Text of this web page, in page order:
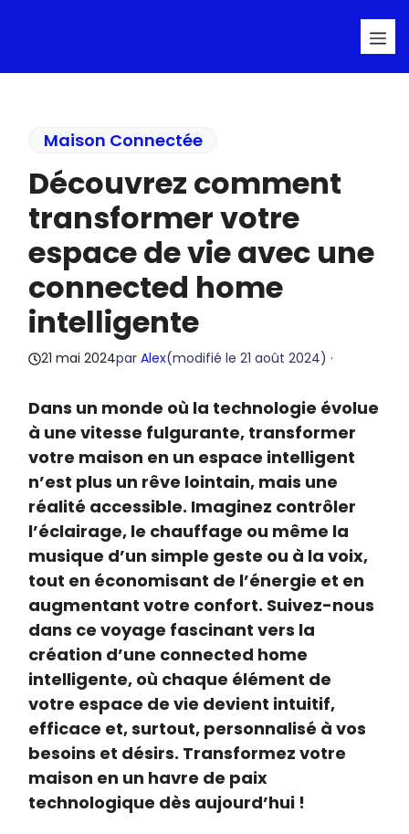
Maison Connectée
Découvrez comment
transformer votre
espace de vie avec une
connected home
intelligente
21 mai 2024parAlex(modifié le21 août 2024) ·
Dans un monde où la technologie évolue
à une vitesse fulgurante, transformer
votre maison en un espace intelligent
n’est plus un rêve lointain, mais une
réalité accessible. Imaginez contrôler
l’éclairage, le chauffage ou même la
musique d’un simple geste ou à la voix,
tout en économisant de l’énergie et en
augmentant votre confort. Suivez-nous
dans ce voyage fascinant vers la
création d’une connected home
intelligente, où chaque élément de
votre espace de vie devient intuitif,
efficace et, surtout, personnalisé à vos
besoins et désirs. Transformez votre
maison en un havre de paix
technologique dès aujourd’hui !